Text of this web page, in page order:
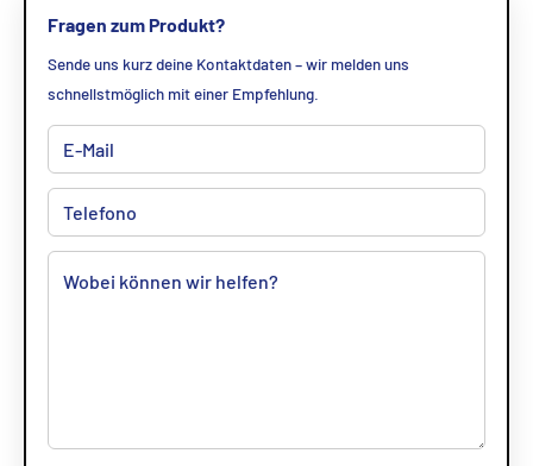
Fragen zum Produkt?
Sende uns kurz deine Kontaktdaten – wir melden uns
schnellstmöglich mit einer Empfehlung.